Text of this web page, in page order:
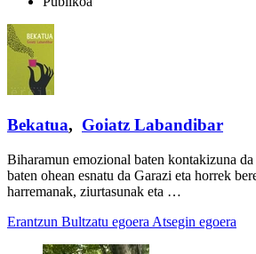
Bekatua, Goiatz Labandibar
Biharamun emozional baten kontakizuna
baten ohean esnatu da Garazi eta horrek
harremanak, ziurtasunak eta …
Erantzun Bultzatu egoera Atsegin egoera